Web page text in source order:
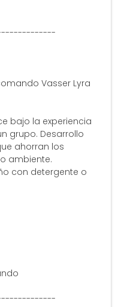
Vasser Lyra
bajo la experiencia
grupo. Desarrollo
ahorran los
ambiente.
con detergente o